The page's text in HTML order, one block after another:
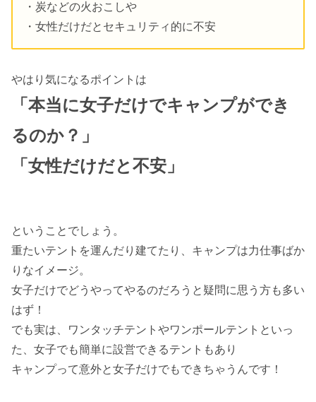
・炭などの火おこしや
・女性だけだとセキュリティ的に不安
やはり気になるポイントは
「本当に女子だけでキャンプができ
るのか？」
「女性だけだと不安」
ということでしょう。
重たいテントを運んだり建てたり、キャンプは力仕事ばか
りなイメージ。
女子だけでどうやってやるのだろうと疑問に思う方も多い
はず！
でも実は、ワンタッチテントやワンポールテントといっ
た、女子でも簡単に設営できるテントもあり
キャンプって意外と女子だけでもできちゃうんです！